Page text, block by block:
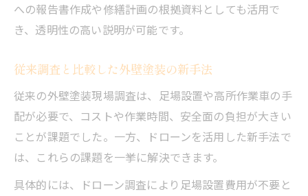
足場調査とドローン外壁調査の費用対効果
外壁塗装現場でコスト削減できるポイント
外壁塗装の費用精度を高める比較チェック
への報告書作成や修繕計画の根拠資料としても活用で
き、透明性の高い説明が可能です。
従来調査と比較した外壁塗装の新手法
従来の外壁塗装現場調査は、足場設置や高所作業車の手
配が必要で、コストや作業時間、安全面の負担が大きい
ことが課題でした。一方、ドローンを活用した新手法で
は、これらの課題を一挙に解決できます。
具体的には、ドローン調査により足場設置費用が不要と